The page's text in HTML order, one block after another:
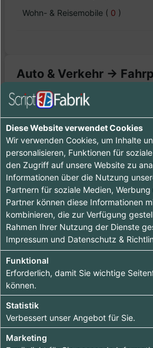
Wohn- & Reisemobile ( 0 )
Auto & Verkehr ->
Informationen
Ooops - wenig zu sehen hier,
nochmal
Tipp ab 15.90 €
bringe
Diese Website verwendet Cookies
Wir verwenden Cookies, um Inhalte
personalisieren, Funktionen für
den Zugriff auf unsere Website zu
Informationen über die Nutzung
Partnern für soziale Medien,
Partner können diese Informationen
kombinieren, die zur Verfügung
Rahmen Ihrer Nutzung der Dienste
Impressum und Datenschutz &
Funktional
Erforderlich, damit Sie wichtige
können.
Statistik
Verbessert unser Angebot für Sie.
Marketing